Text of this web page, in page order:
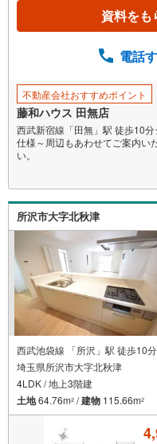
資料をも
電話
不動産会社おすすめポイント
藤和ハウス 田無店
西武新宿線「田無」駅 徒歩10
仕様～周辺もあわせてご案内い
い。
所沢市大字北秋津
西武池袋線 「所沢」駅 徒歩10分
埼玉県所沢市大字北秋津
4LDK / 地上3階建
土地64.76m2 /建物 115.66m2